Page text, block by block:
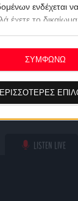
ενδέχεται να
έχετε το
σας ανά
τον ιστότοπο
κάτω μέρος της
ΣΥΜΦΩΝΩ
LISTEN LIVE